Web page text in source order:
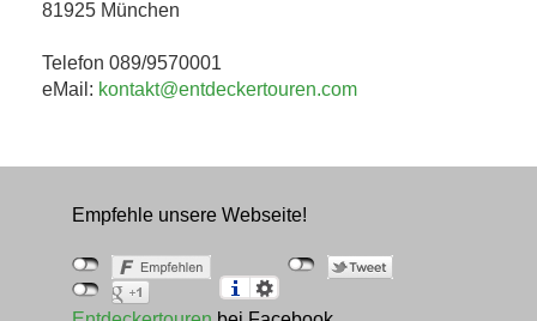
81925 München
Telefon 089/9570001
eMail: kontakt@entdeckertouren.com
Empfehle unsere Webseite!